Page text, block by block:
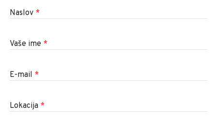
Naslov *
Vaše ime *
E-mail *
Lokacija *